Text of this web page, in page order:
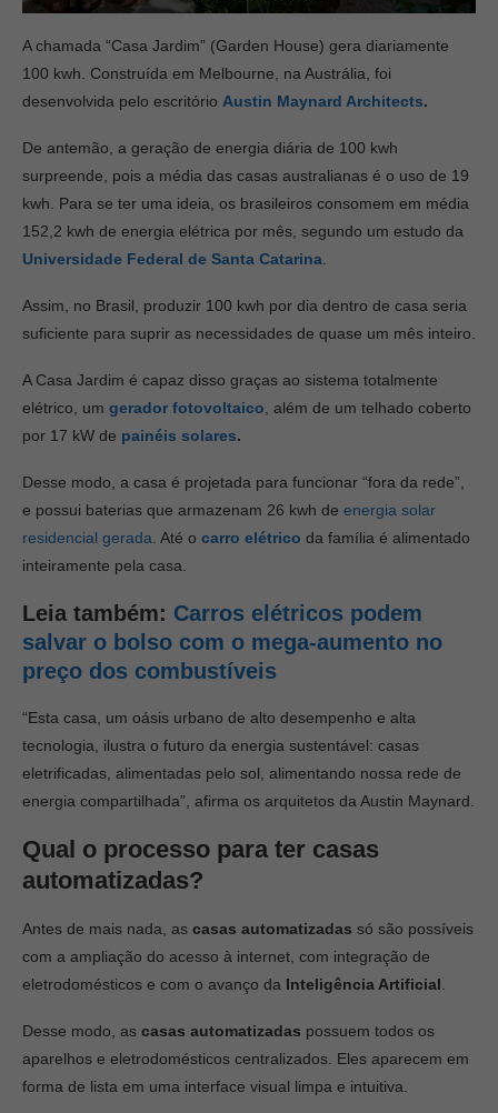
A chamada “Casa Jardim” (Garden House) gera diariamente
100 kwh. Construída em Melbourne, na Austrália, foi
desenvolvida pelo escritório Austin Maynard Architects.
De antemão, a geração de energia diária de 100 kwh
surpreende, pois a média das casas australianas é o uso de 19
kwh. Para se ter uma ideia, os brasileiros consomem em média
152,2 kwh de energia elétrica por mês, segundo um estudo da
Universidade Federal de Santa Catarina
Assim, no Brasil, produzir 100 kwh por dia dentro de casa seria
suficiente para suprir as necessidades de quase um mês inteiro.
A Casa Jardim é capaz disso graças ao sistema totalmente
elétrico, um gerador fotovoltaico , além de um telhado coberto
por 17 kW de painéis solares.
Desse modo, a casa é projetada para funcionar “fora da rede”,
e possui baterias que armazenam 26 kwh de energia solar
residencial gerada . Até o carro elétrico da família é alimentado
inteiramente pela casa.
Leia também: Carros elétricos podem
salvar o bolso com o mega-aumento no
preço dos combustíveis
“Esta casa, um oásis urbano de alto desempenho e alta
tecnologia, ilustra o futuro da energia sustentável: casas
eletrificadas, alimentadas pelo sol, alimentando nossa rede de
energia compartilhada”, afirma os arquitetos da Austin Maynard.
Qual o processo para ter casas
automatizadas?
Antes de mais nada, as casas automatizadas só são possíveis
com a ampliação do acesso à internet, com integração de
eletrodomésticos e com o avanço da Inteligência Artificial
Desse modo, as casas automatizadas possuem todos os
aparelhos e eletrodomésticos centralizados. Eles aparecem em
forma de lista em uma interface visual limpa e intuitiva.